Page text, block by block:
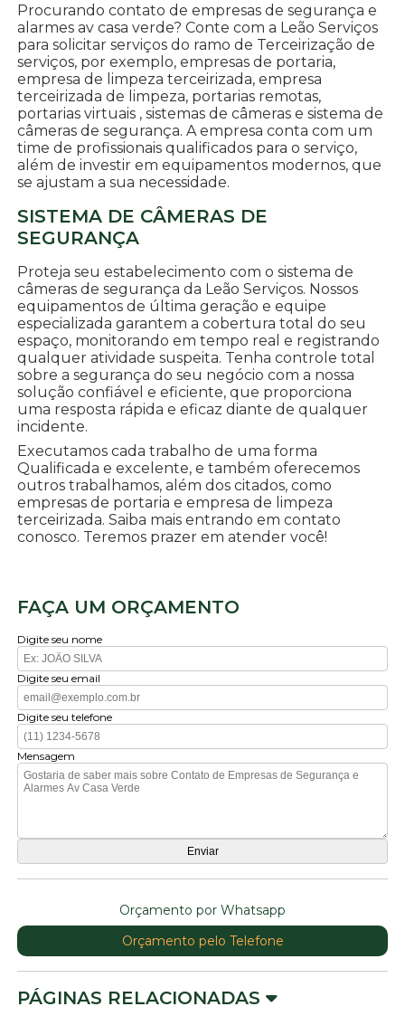
Procurando contato de empresas de segurança e
alarmes av casa verde? Conte com a Leão Serviços
para solicitar serviços do ramo de Terceirização de
serviços, por exemplo, empresas de portaria,
empresa de limpeza terceirizada, empresa
terceirizada de limpeza, portarias remotas,
portarias virtuais , sistemas de câmeras e sistema de
câmeras de segurança. A empresa conta com um
time de profissionais qualificados para o serviço,
além de investir em equipamentos modernos, que
se ajustam a sua necessidade.
SISTEMA DE CÂMERAS DE
SEGURANÇA
Proteja seu estabelecimento com o sistema de
câmeras de segurança da Leão Serviços. Nossos
equipamentos de última geração e equipe
especializada garantem a cobertura total do seu
espaço, monitorando em tempo real e registrando
qualquer atividade suspeita. Tenha controle total
sobre a segurança do seu negócio com a nossa
solução confiável e eficiente, que proporciona
uma resposta rápida e eficaz diante de qualquer
incidente.
Executamos cada trabalho de uma forma
Qualificada e excelente, e também oferecemos
outros trabalhamos, além dos citados, como
empresas de portaria e empresa de limpeza
terceirizada. Saiba mais entrando em contato
conosco. Teremos prazer em atender você!
FAÇA UM ORÇAMENTO
Digite seu nome
Digite seu email
Digite seu telefone
Mensagem
Orçamento por Whatsapp
Orçamento pelo Telefone
PÁGINAS RELACIONADAS